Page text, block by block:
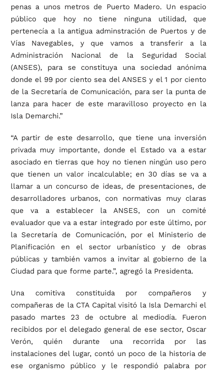
penas a unos metros de Puerto Madero. Un espacio
público que hoy no tiene ninguna utilidad, que
pertenecía a la antigua adminstración de Puertos y de
Vías Navegables, y que vamos a transferir a la
Administración Nacional de la Seguridad Social
(ANSES), para se constituya una sociedad anónima
donde el 99 por ciento sea del ANSES y el 1 por ciento
de la Secretaría de Comunicación, para ser la punta de
lanza para hacer de este maravilloso proyecto en la
Isla Demarchi.”
“A partir de este desarrollo, que tiene una inversión
privada muy importante, donde el Estado va a estar
asociado en tierras que hoy no tienen ningún uso pero
que tienen un valor incalculable; en 30 días se va a
llamar a un concurso de ideas, de presentaciones, de
desarrolladores urbanos, con normativas muy claras
que va a establecer la ANSES, con un comité
evaluador que va a estar integrado por este último, por
la Secretaría de Comunicación, por el Ministerio de
Planificación en el sector urbanístico y de obras
públicas y también vamos a invitar al gobierno de la
Ciudad para que forme parte.”, agregó la Presidenta.
Una comitiva constituida por compañeros y
compañeras de la CTA Capital visitó la Isla Demarchi el
pasado martes 23 de octubre al mediodía. Fueron
recibidos por el delegado general de ese sector, Oscar
Verón, quién durante una recorrida por las
instalaciones del lugar, contó un poco de la historia de
ese organismo público y le respondió palabra por